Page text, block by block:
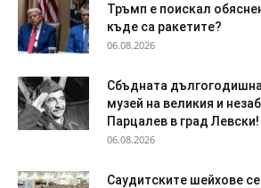
Тръмп е поискал
къде са ракетите?
06.08.2026
Сбъдната
музей на великия и
Парцалев в град Левски!
06.08.2026
Саудитските шейхове